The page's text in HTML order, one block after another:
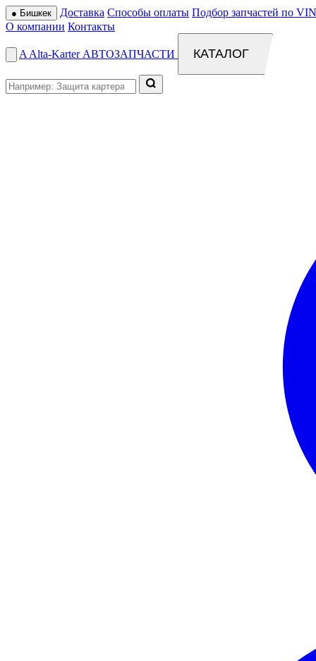
● Бишкек Доставка Способы оплаты Подбор запчастей по
О компании Контакты
A Alta-Karter АВТОЗАПЧАСТИ КАТАЛОГ